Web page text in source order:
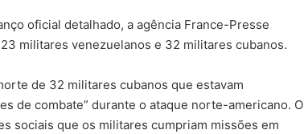
oficial detalhado, a agência France-Presse
militares venezuelanos e 32 militares cubanos.
de 32 militares cubanos que estavam
de combate” durante o ataque norte-americano. O
sociais que os militares cumpriam missões em